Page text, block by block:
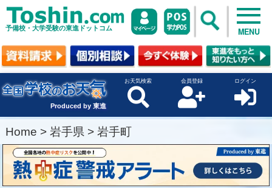
予備校・大学受験の東進ドットコム MENU
Produced by 東進
お天気検索 会員登録 ログイン
Home > 岩手県 > 岩手町